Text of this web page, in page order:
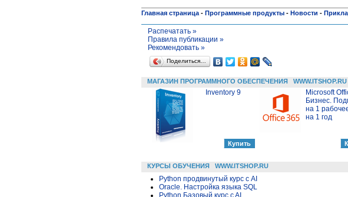
Главная страница - Программные продукты - Новости -
Распечатать »
Правила публикации »
Рекомендовать »
Поделиться…
МАГАЗИН ПРОГРАММНОГО ОБЕСПЕЧЕНИЯ WWW.ITSHOP.RU
Inventory 9
Microsoft
Бизнес.
на 1
на 1 год
КУРСЫ ОБУЧЕНИЯ WWW.ITSHOP.RU
Python продвинутый курс с AI
Oracle. Настройка языка SQL
Python Базовый курс c AI